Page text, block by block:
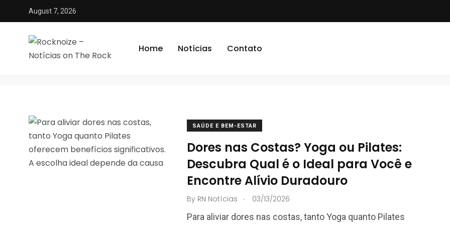
August 7, 2026
Home Notícias Contato
tratamento dor nas costas
SAÚDE E BEM-ESTAR
Dores nas Costas? Yoga ou Pilates:
Descubra Qual é o Ideal para Você e
Encontre Alívio Duradouro
By RN Notícias . 03/13/2026
Para aliviar dores nas costas, tanto Yoga quanto Pilates